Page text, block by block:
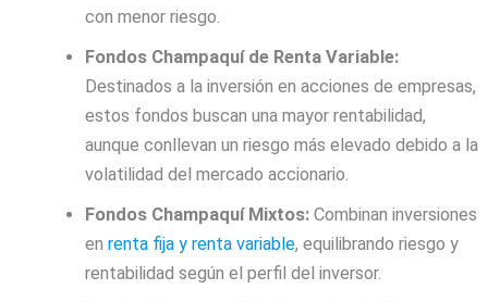
con menor riesgo.
Fondos Champaquí de Renta Variable:
Destinados a la inversión en acciones de empresas,
estos fondos buscan una mayor rentabilidad,
aunque conllevan un riesgo más elevado debido a la
volatilidad del mercado accionario.
Fondos ChampaquíMixtos: Combinan inversiones
enrenta fija y renta variable, equilibrando riesgo y
rentabilidad según el perfil del inversor.